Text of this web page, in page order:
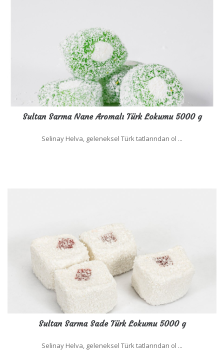
Sultan Sarma Nane Aromalı Türk Lokumu 5000 g
Selinay Helva, geleneksel Türk tatlarından ol ...
Sultan Sarma Sade Türk Lokumu 5000 g
Selinay Helva, geleneksel Türk tatlarından ol ...